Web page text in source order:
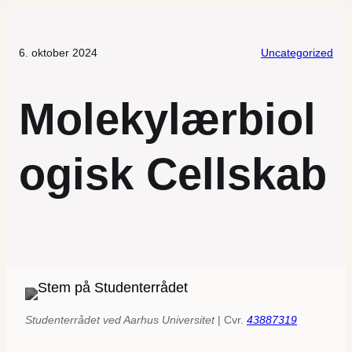
6. oktober 2024 Uncategorized
Molekylærbiol
ogisk Cellskab
Studenterrådet ved Aarhus Universitet| Cvr. 43887319